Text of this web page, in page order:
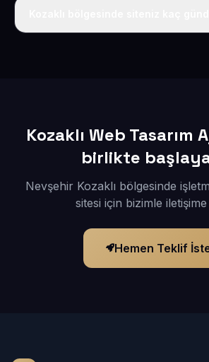
Kozaklı Web Tasarım
birlikte
Nevşehir Kozaklı bölgesinde
sitesi için bizimle
Hemen Teklif